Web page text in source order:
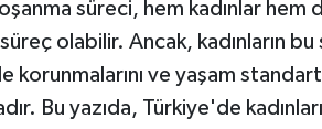
süreci, hem kadınlar hem
olabilir. Ancak, kadınların
korunmalarını ve yaşam
Bu yazıda, Türkiye'de